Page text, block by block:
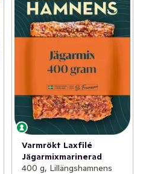
Varmrökt Laxfilé
Jägarmixmarinerad
400 g, Lillängshamnens